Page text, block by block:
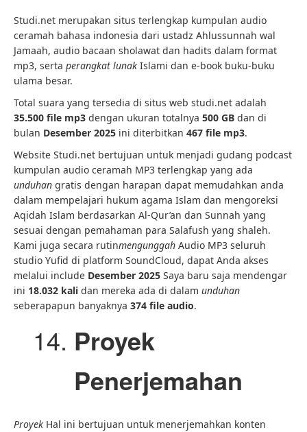
Studi.net merupakan situs terlengkap kumpulan audio
ceramah bahasa indonesia dari ustadz Ahlussunnah wal
Jamaah, audio bacaan sholawat dan hadits dalam format
mp3, serta perangkat lunak Islami dan e-book buku-buku
ulama besar.
Total suara yang tersedia di situs web studi.net adalah
35.500 file mp3 dengan ukuran totalnya 500 GB dan di
bulan Desember 2025 ini diterbitkan 467 file mp3.
Website Studi.net bertujuan untuk menjadi gudang podcast
kumpulan audio ceramah MP3 terlengkap yang ada
unduhan gratis dengan harapan dapat memudahkan anda
dalam mempelajari hukum agama Islam dan mengoreksi
Aqidah Islam berdasarkan Al-Qur’an dan Sunnah yang
sesuai dengan pemahaman para Salafush yang shaleh.
Kami juga secara rutinmengunggah Audio MP3 seluruh
studio Yufid di platform SoundCloud, dapat Anda akses
melalui include Desember 2025 Saya baru saja mendengar
ini 18.032 kali dan mereka ada di dalam unduhan
seberapapun banyaknya 374 file audio.
Proyek
Penerjemahan
Proyek Hal ini bertujuan untuk menerjemahkan konten